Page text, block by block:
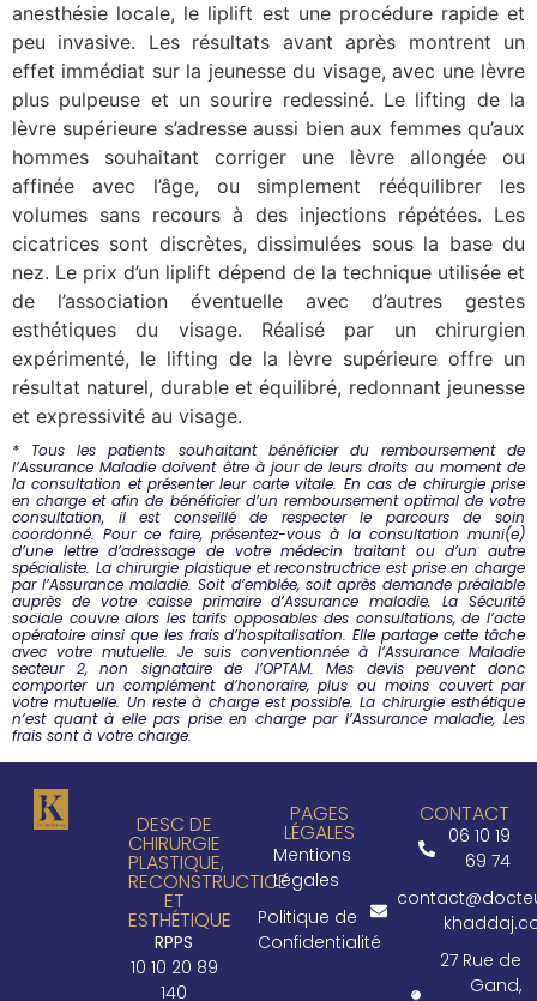
anesthésie locale, le liplift est une procédure rapide et
peu invasive. Les résultats avant après montrent un
effet immédiat sur la jeunesse du visage, avec une lèvre
plus pulpeuse et un sourire redessiné. Le lifting de la
lèvre supérieure s’adresse aussi bien aux femmes qu’aux
hommes souhaitant corriger une lèvre allongée ou
affinée avec l’âge, ou simplement rééquilibrer les
volumes sans recours à des injections répétées. Les
cicatrices sont discrètes, dissimulées sous la base du
nez. Le prix d’un liplift dépend de la technique utilisée et
de l’association éventuelle avec d’autres gestes
esthétiques du visage. Réalisé par un chirurgien
expérimenté, le lifting de la lèvre supérieure offre un
résultat naturel, durable et équilibré, redonnant jeunesse
et expressivité au visage.
* Tous les patients souhaitant bénéficier du remboursement de
l’Assurance Maladie doivent être à jour de leurs droits au moment de
la consultation et présenter leur carte vitale. En cas de chirurgie prise
en charge et afin de bénéficier d’un remboursement optimal de votre
consultation, il est conseillé de respecter le parcours de soin
coordonné. Pour ce faire, présentez-vous à la consultation muni(e)
d’une lettre d’adressage de votre médecin traitant ou d’un autre
spécialiste. La chirurgie plastique et reconstructrice est prise en charge
par l’Assurance maladie. Soit d’emblée, soit après demande préalable
auprès de votre caisse primaire d’Assurance maladie. La Sécurité
sociale couvre alors les tarifs opposables des consultations, de l’acte
opératoire ainsi que les frais d’hospitalisation. Elle partage cette tâche
avec votre mutuelle.Je suis conventionnée à l’Assurance Maladie
secteur 2, non signataire de l’OPTAM. Mes devis peuvent donc
comporter un complément d’honoraire, plus ou moins couvert par
votre mutuelle. Un reste à charge est possible.La chirurgie esthétique
n’est quant à elle pas prise en charge par l’Assurance maladie, Les
frais sont à votre charge.
DESC DE
CHIRURGIE
PLASTIQUE,
RECONSTRUCTICE
ET
ESTHÉTIQUE
RPPS
10 10 20 89
140
PAGES
LÉGALES
Mentions
Légales
Politique de
Confidentialité
CONTACT
06 10 19
69 74
27 Rue de
Gand,